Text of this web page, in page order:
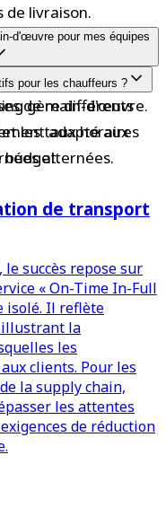
livraison.
d'œuvre pour mes équipes
vous aide à
de main-d'œuvre.
les taux horaires
budget.
pour les chauffeurs ?
gère différents
adapté aux
alternées.
de transport
succès repose sur
« On-Time In-Full
isolé. Il reflète
illustrant la
les
clients. Pour les
la supply chain,
les attentes
de réduction